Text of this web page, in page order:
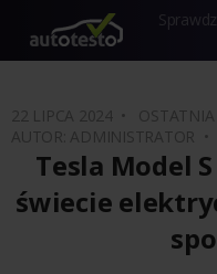
22 LIPCA 2024 •
AUTOR: ADMINISTRATOR •
Tesla Model
świecie